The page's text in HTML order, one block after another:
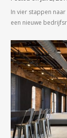
In vier stappen
een nieuwe